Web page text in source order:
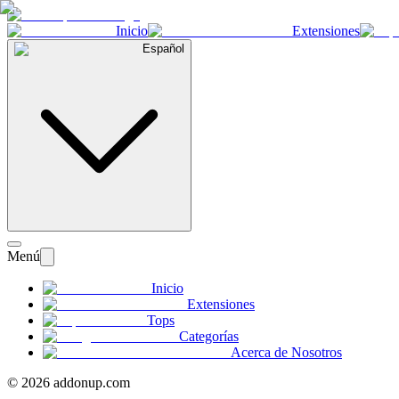
Inicio Extensiones
Español
Menú
Inicio
Extensiones
Tops
Categorías
Acerca de Nosotros
© 2026 addonup.com